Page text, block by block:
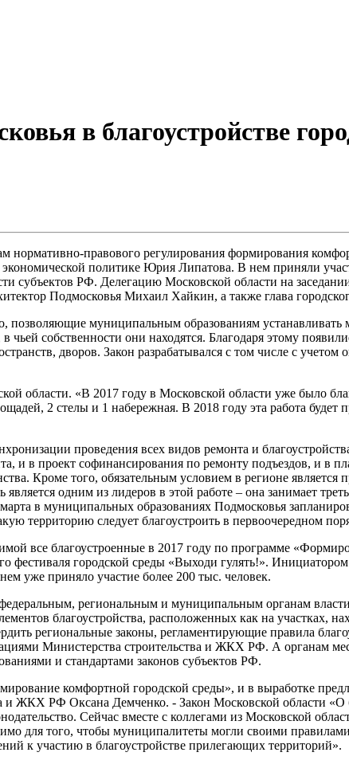
в благоустройстве
нормативно-правового регулирования формирования
экономической политике Юрия Липатова. В нем приняли
РФ. Делегацию Московской области на заседании
Подмосковья Михаил Хайкин, а также глава
позволяющие муниципальным образованиям
собственности они находятся. Благодаря этому
дворов. Закон разрабатывался с том числе с учетом
области. «В 2017 году в Московской области уже было
2 стелы и 1 набережная. В 2018 году эта работа будет
проведения всех видов ремонта и
и в проект софинансирования по ремонту подъездов, и в
Кроме того, обязательным условием в регионе
одним из лидеров в этой работе – она занимает
в муниципальных образованиях Подмосковья
территорию следует благоустроить в первоочередном
все благоустроенные в 2017 году по программе
фестиваля городской среды «Выходи гулять!».
уже приняло участие более 200 тыс. человек.
региональным и муниципальным органам
благоустройства, расположенных как на участках,
региональные законы, регламентирующие правила
Министерства строительства и ЖКХ РФ. А органам
и стандартами законов субъектов РФ.
комфортной городской среды», и в выработке
и ЖКХ РФ Оксана Демченко. - Закон Московской области
Сейчас вместе с коллегами из Московской
для того, чтобы муниципалитеты могли своими
к участию в благоустройстве прилегающих территорий».